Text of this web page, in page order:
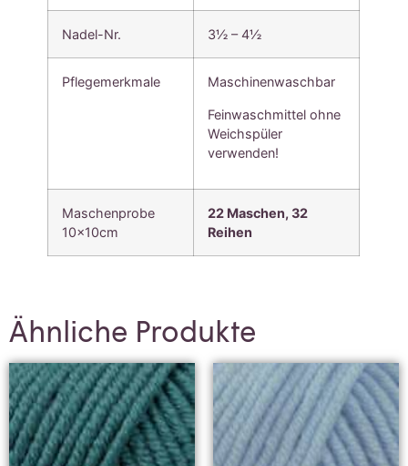
Nadel-Nr. 3½ – 4½
Pflegemerkmale Maschinenwaschbar
Feinwaschmittel ohne
Weichspüler
verwenden!
Maschenprobe
10x10cm
22 Maschen, 32
Reihen
Ähnliche Produkte